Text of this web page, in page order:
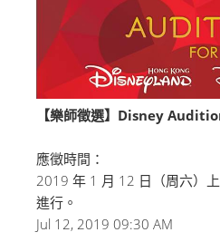
【樂師徵選】Disney
應徵時間：
2019 年 1 月 12 日（周六）
進行。
Jul 12, 2019 09:30 AM